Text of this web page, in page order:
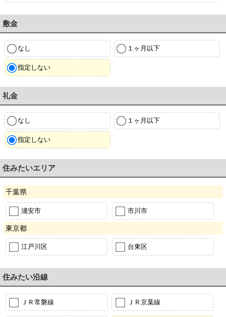
敷金
なし １ヶ月以下
指定しない
礼金
なし １ヶ月以下
指定しない
住みたいエリア
千葉県
浦安市 市川市
東京都
江戸川区 台東区
住みたい沿線
ＪＲ常磐線 ＪＲ京葉線